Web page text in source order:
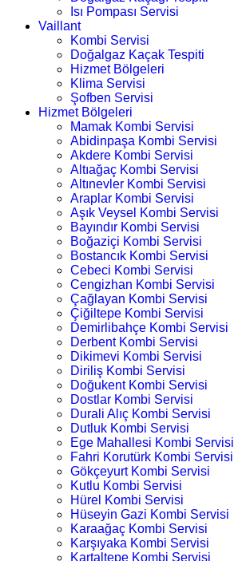
Isı Pompası Servisi
Vaillant
Kombi Servisi
Doğalgaz Kaçak Tespiti
Hizmet Bölgeleri
Klima Servisi
Şofben Servisi
Hizmet Bölgeleri
Mamak Kombi Servisi
Abidinpaşa Kombi Servisi
Akdere Kombi Servisi
Altıağaç Kombi Servisi
Altınevler Kombi Servisi
Araplar Kombi Servisi
Aşık Veysel Kombi Servisi
Bayındır Kombi Servisi
Boğaziçi Kombi Servisi
Bostancık Kombi Servisi
Cebeci Kombi Servisi
Cengizhan Kombi Servisi
Çağlayan Kombi Servisi
Çiğiltepe Kombi Servisi
Demirlibahçe Kombi Servisi
Derbent Kombi Servisi
Dikimevi Kombi Servisi
Diriliş Kombi Servisi
Doğukent Kombi Servisi
Dostlar Kombi Servisi
Durali Alıç Kombi Servisi
Dutluk Kombi Servisi
Ege Mahallesi Kombi Servisi
Fahri Korutürk Kombi Servisi
Gökçeyurt Kombi Servisi
Kutlu Kombi Servisi
Hürel Kombi Servisi
Hüseyin Gazi Kombi Servisi
Karaağaç Kombi Servisi
Karşıyaka Kombi Servisi
Kartaltepe Kombi Servisi